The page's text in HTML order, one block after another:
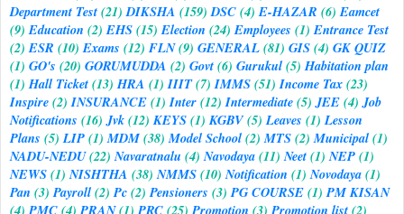
Department Test(21) DIKSHA (159) DSC(4) E-HAZAR (6) Eamcet
(9) Education (2) EHS(15) Election (24) Employees (1) Entrance Test
(2) ESR (10) Exams (12) FLN(9) GENERAL(81) GIS(4) GK QUIZ
(1) GO's (20) GORUMUDDA (2) Govt(6) Gurukul(5) Habitation plan
(1) Hall Ticket(13) HRA (1) IIIT(7) IMMS(51) Income Tax(23)
Inspire(2) INSURANCE(1) Inter(12) Intermediate(5) JEE(4) Job
Notifications (16) Jvk(12) KEYS(1) KGBV(5) Leaves (1) Lesson
Plans (5) LIP(1) MDM(38) Model School(2) MTS(2) Municipal(1)
NADU-NEDU(22) Navaratnalu (4) Navodaya(11) Neet(1) NEP(1)
NEWS(1) NISHTHA (38) NMMS(10) Notification (1) Novodaya(1)
Pan (3) Payroll(2) Pc(2) Pensioners (3) PG COURSE(1) PM KISAN
(4) PMC(4) PRAN(1) PRC(25) Promotion (3) Promotion list(2)